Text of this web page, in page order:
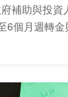
補助與投資
6個月週轉金